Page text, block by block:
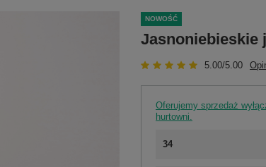
NOWOŚĆ
Jasnoniebieskie
5.00/5.00
Oferujemy sprzedaż
hurtowni.
34